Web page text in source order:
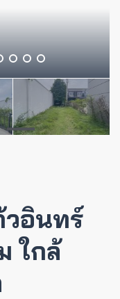
อินทร์
ใกล้